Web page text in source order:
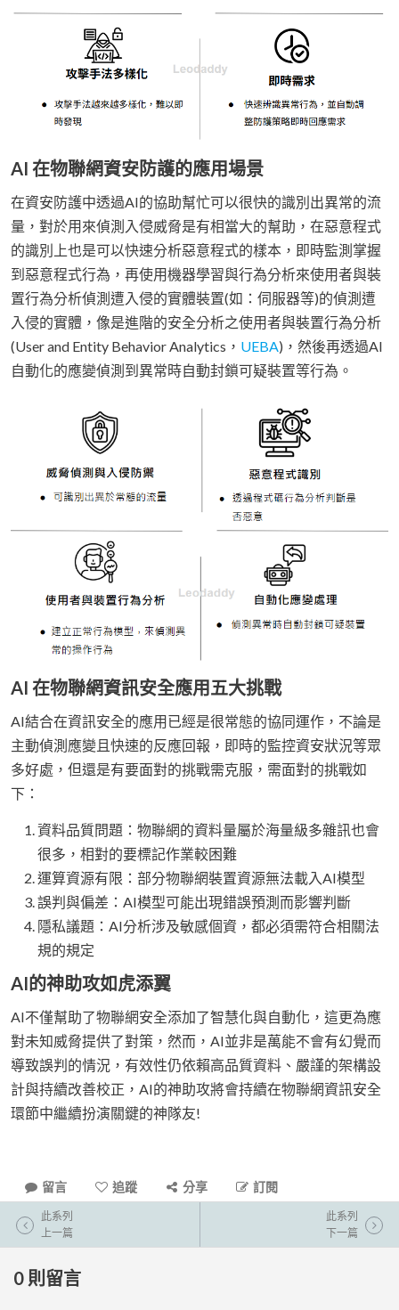
AI 在物聯網資安防護的應用場景
在資安防護中透過AI的協助幫忙可以很快的識別出異常的流
量，對於用來偵測入侵威脅是有相當大的幫助，在惡意程式
的識別上也是可以快速分析惡意程式的樣本，即時監測掌握
到惡意程式行為，再使用機器學習與行為分析來使用者與裝
置行為分析偵測遭入侵的實體裝置(如：伺服器等)的偵測遭
入侵的實體，像是進階的安全分析之使用者與裝置行為分析
(User and Entity Behavior Analytics， UEBA)，然後再透過AI
自動化的應變偵測到異常時自動封鎖可疑裝置等行為。
AI 在物聯網資訊安全應用五大挑戰
AI結合在資訊安全的應用已經是很常態的協同運作，不論是
主動偵測應變且快速的反應回報，即時的監控資安狀況等眾
多好處，但還是有要面對的挑戰需克服，需面對的挑戰如
下：
資料品質問題：物聯網的資料量屬於海量級多雜訊也會
很多，相對的要標記作業較困難
運算資源有限：部分物聯網裝置資源無法載入AI模型
誤判與偏差：AI模型可能出現錯誤預測而影響判斷
隱私議題：AI分析涉及敏感個資，都必須需符合相關法
規的規定
AI的神助攻如虎添翼
AI不僅幫助了物聯網安全添加了智慧化與自動化，這更為應
對未知威脅提供了對策，然而，AI並非是萬能不會有幻覺而
導致誤判的情況，有效性仍依賴高品質資料、嚴謹的架構設
計與持續改善校正，AI的神助攻將會持續在物聯網資訊安全
環節中繼續扮演關鍵的神隊友!
留言 追蹤 分享 訂閱
此系列
上一篇
此系列
下一篇
0 則留言